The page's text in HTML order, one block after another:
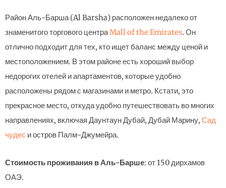
Район Аль-Барша (Al Barsha) расположен недалеко от
знаменитого торгового центраMall of the Emirates. Он
отлично подходит для тех, кто ищет баланс между ценой и
местоположением. В этом районе есть хороший выбор
недорогих отелей и апартаментов, которые удобно
расположены рядом с магазинами и метро. Кстати, это
прекрасное место, откуда удобно путешествовать во многих
направлениях, включая Даунтаун Дубай, Дубай Марину, Сад
чудес и остров Палм-Джумейра.
Стоимость проживания в Аль-Барше: от 150 дирхамов
ОАЭ.